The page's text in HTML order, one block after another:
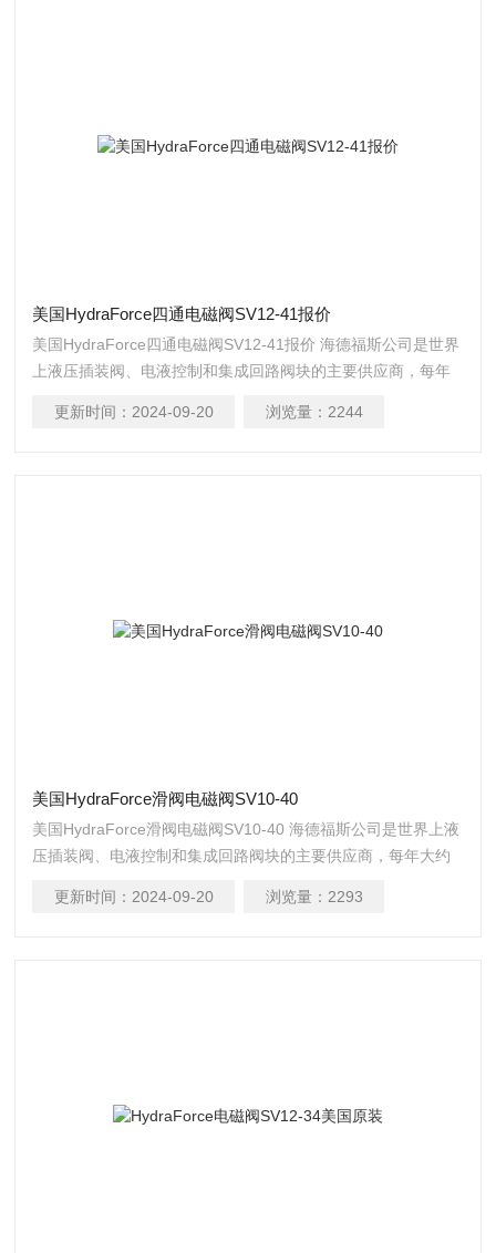
美国HydraForce四通电磁阀SV12-41报价
美国HydraForce四通电磁阀SV12-41报价 海德福斯公司是世界
上液压插装阀、电液控制和集成回路阀块的主要供应商，每年
更新时间： 2024-09-20 浏览量： 2244
美国HydraForce滑阀电磁阀SV10-40
美国HydraForce滑阀电磁阀SV10-40 海德福斯公司是世界上液
压插装阀、电液控制和集成回路阀块的主要供应商，每年大约
更新时间： 2024-09-20 浏览量： 2293